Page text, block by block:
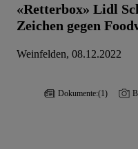
«Retterbox» Lidl
Zeichen gegen
Weinfelden, 08.12.2022
Dokumente:(1)